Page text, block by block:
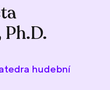
hudební